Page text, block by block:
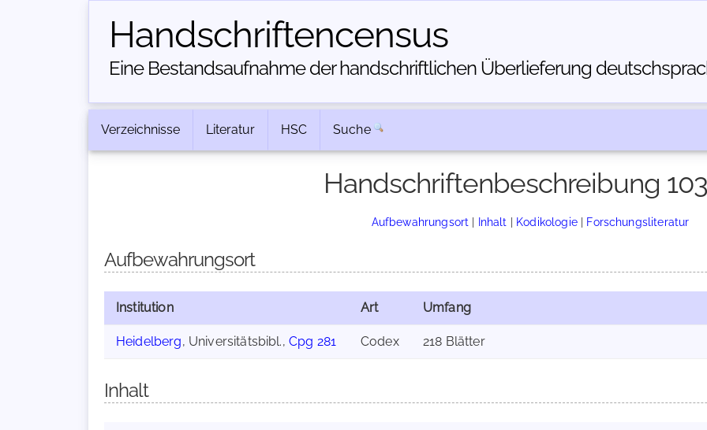
Handschriften­census
Eine Bestandsaufnahme der handschriftlichen Über­lieferung
Verzeichnisse Literatur HSC Suche
Handschriftenbeschreibung
Aufbewahrungsort | Inhalt | Kodikologie| Forschungsliteratur
Aufbewahrungsort
Institution Art Umfang
Heidelberg, Universitätsbibl., Cpg 281 Codex 218 Blätter
Inhalt